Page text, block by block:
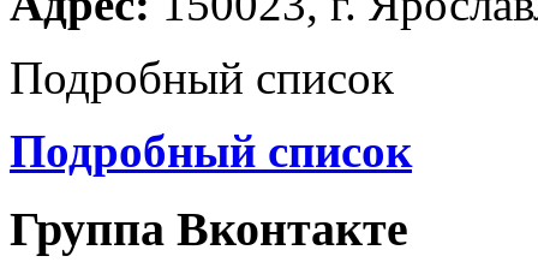
Подробный список
Подробный список
Группа Вконтакте